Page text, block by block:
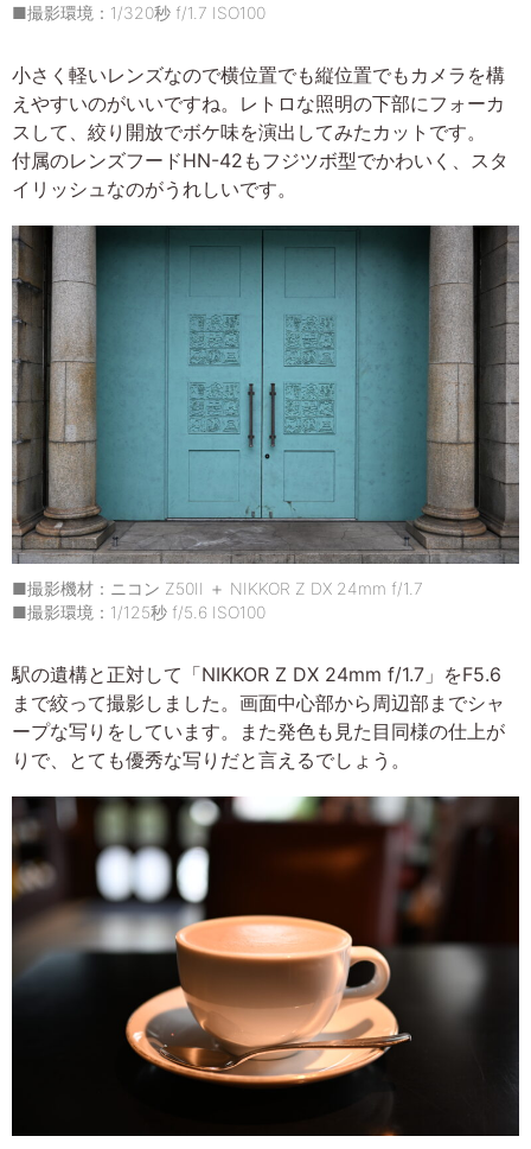
■撮影環境：1/320秒 f/1.7 ISO100
小さく軽いレンズなので横位置でも縦位置でもカメラを構
えやすいのがいいですね。レトロな照明の下部にフォーカ
スして、絞り開放でボケ味を演出してみたカットです。
付属のレンズフードHN-42もフジツボ型でかわいく、スタ
イリッシュなのがうれしいです。
■撮影機材：ニコン Z50II ＋ NIKKOR Z DX 24mm f/1.7
■撮影環境：1/125秒 f/5.6 ISO100
駅の遺構と正対して「NIKKOR Z DX 24mm f/1.7」をF5.6
まで絞って撮影しました。画面中心部から周辺部までシャ
ープな写りをしています。また発色も見た目同様の仕上が
りで、とても優秀な写りだと言えるでしょう。